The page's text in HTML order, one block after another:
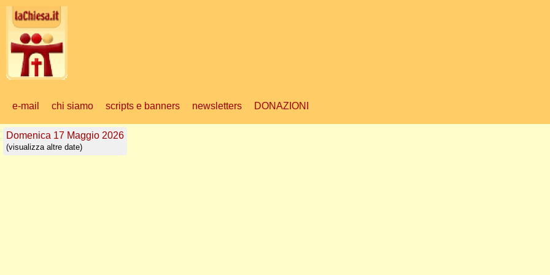
e-mail chi siamo scripts e banners newsletters DONAZIONI
Domenica 17 Maggio 2026
(visualizza altre date)